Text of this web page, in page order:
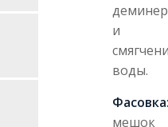
и
воды.
мешок